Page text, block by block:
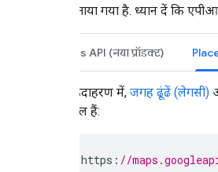
तरीका बताया गया है. ध्यान दें कि
Places API (नया प्रॉडक्ट)
इस उदाहरण में, जगह ढूंढें (लेगसी)
शामिल हैं:
https : //